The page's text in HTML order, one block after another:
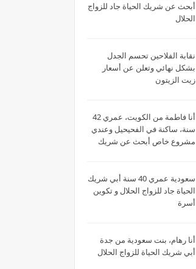
أبحث عن شريك الحياة جاد للزواج
الحلال
نقابة الفلاحين تحسم الجدل
بشكل نهائي وتعلن عن أسعار
زيت الزيتون
أنا فاطمة من الكويت، عمري 42
سنة، ساكنة في الفحيحيل وعندي
مشروع خاص أبحث عن شريك
سعودية عمري 40 سنة أبي شريك
الحياة جاد للزواج الحلال و تكوين
أسرة
أنا رهام، بنت سعودية من جدة
أبي شريك الحياة للزواج الحلال